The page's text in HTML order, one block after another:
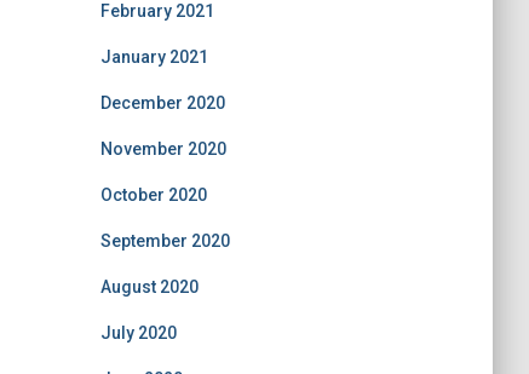
February 2021
January 2021
December 2020
November 2020
October 2020
September 2020
August 2020
July 2020